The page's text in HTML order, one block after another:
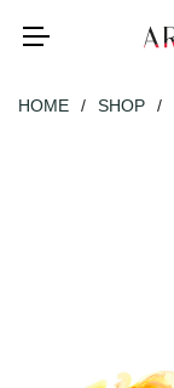
HOME / SHOP /